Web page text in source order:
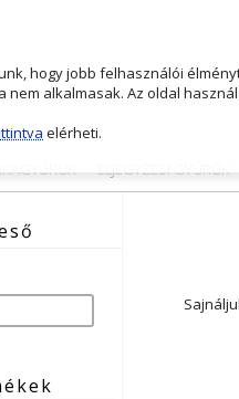
ELJEGYZESI GYŰRŰK
hogy jobb felhasználói
nem alkalmasak. Az oldal
elérheti.